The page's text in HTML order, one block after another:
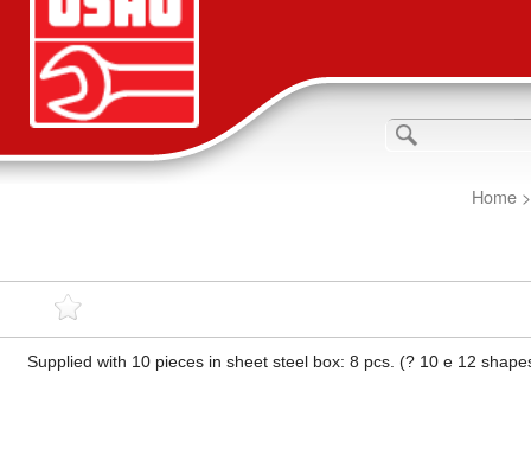
Home
Supplied with 10 pieces in sheet steel box: 8 pcs. (? 10 e 12